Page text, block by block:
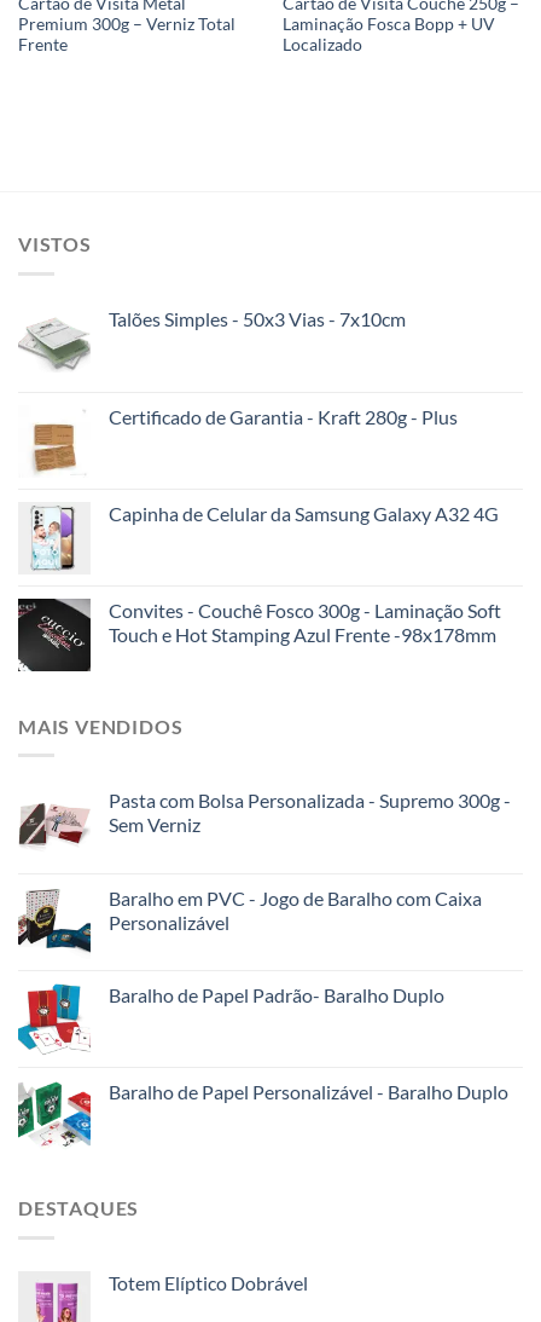
Cartão de Visita Metal
Premium 300g – Verniz Total
Frente
Cartão de Visita Couchê 250g –
Laminação Fosca Bopp + UV
Localizado
VISTOS
Talões Simples - 50x3 Vias - 7x10cm
Certificado de Garantia - Kraft 280g - Plus
Capinha de Celular da Samsung Galaxy A32 4G
Convites - Couchê Fosco 300g - Laminação Soft
Touch e Hot Stamping Azul Frente -98x178mm
MAIS VENDIDOS
Pasta com Bolsa Personalizada - Supremo 300g -
Sem Verniz
Baralho em PVC - Jogo de Baralho com Caixa
Personalizável
Baralho de Papel Padrão- Baralho Duplo
Baralho de Papel Personalizável - Baralho Duplo
DESTAQUES
Totem Elíptico Dobrável